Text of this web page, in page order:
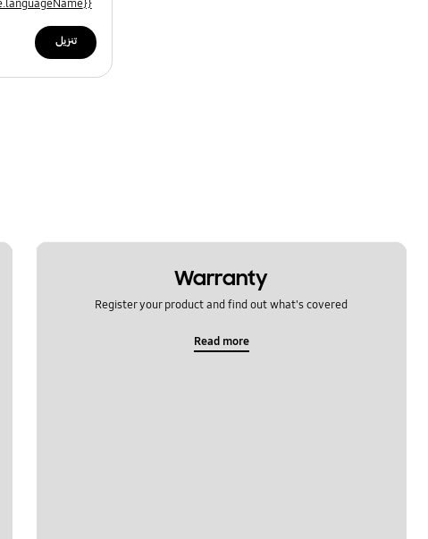
{{file.languageName}}
تنزيل
Warranty
Register your product and find out what's covered
Read more